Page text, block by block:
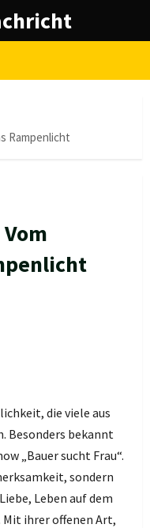
Rampenlicht
die viele aus
Besonders bekannt
„Bauer sucht Frau“.
sondern
Leben auf dem
Mit ihrer offenen Art,